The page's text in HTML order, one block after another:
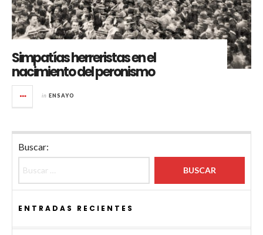
Simpatías herreristas en el
nacimiento del peronismo
in ENSAYO
Buscar:
ENTRADAS RECIENTES